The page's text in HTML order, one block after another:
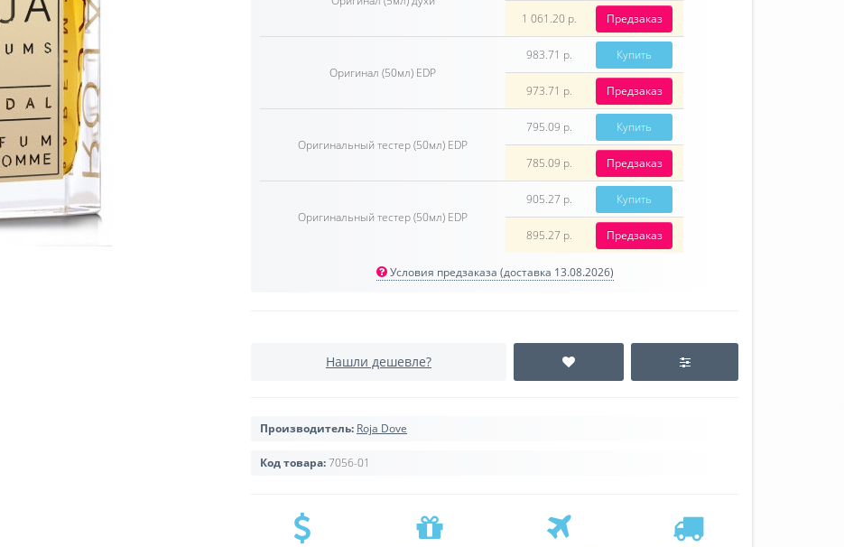
1 061.20 р. Предзаказ
Оригинал (50мл) EDP
983.71 р. Купить
973.71 р. Предзаказ
Оригинальный тестер (50мл) EDP
795.09 р. Купить
785.09 р. Предзаказ
Оригинальный тестер (50мл) EDP
905.27 р. Купить
895.27 р. Предзаказ
Условия предзаказа (доставка 13.08.2026)
Нашли дешевле?
Производитель: Roja Dove
Код товара:7056-01